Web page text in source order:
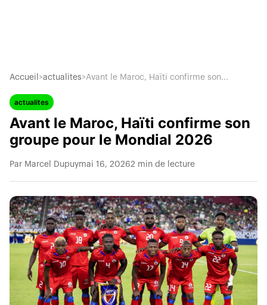
Accueil >actualites>Avant le Maroc, Haïti confirme son...
actualites
Avant le Maroc, Haïti confirme son
groupe pour le Mondial 2026
Par Marcel Dupuymai 16, 20262 min de lecture